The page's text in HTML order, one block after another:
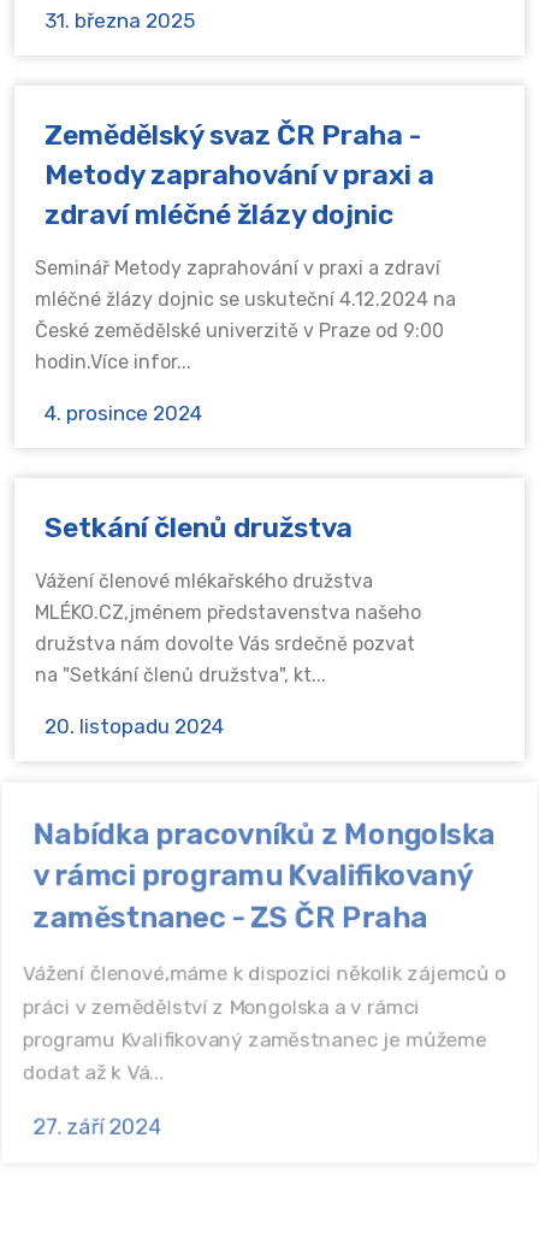
31. března 2025
Zemědělský svaz ČR Praha -
Metody zaprahování v praxi a
zdraví mléčné žlázy dojnic
Seminář Metody zaprahování v praxi a zdraví
mléčné žlázy dojnic se uskuteční 4.12.2024 na
České zemědělské univerzitě v Praze od 9:00
hodin.Více infor...
4. prosince 2024
Setkání členů družstva
Vážení členové mlékařského družstva
MLÉKO.CZ,jménem představenstva našeho
družstva nám dovolte Vás srdečně pozvat
na "Setkání členů družstva", kt...
20. listopadu 2024
Nabídka pracovníků z Mongolska
v rámci programu Kvalifikovaný
zaměstnanec - ZS ČR Praha
Vážení členové,máme k dispozici několik zájemců o
práci v zemědělství z Mongolska a v rámci
programu Kvalifikovaný zaměstnanec je můžeme
dodat až k Vá...
27. září 2024